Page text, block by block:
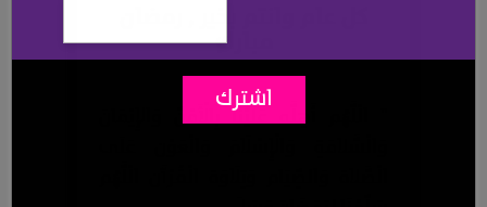
اشترك
مبارك
" ‏​‏​‏​‏​‏​‏الْلَّھُم أَهِلَّه عَلّيْنَا بِالْأَمْنّ وَالإِيْمَانَ